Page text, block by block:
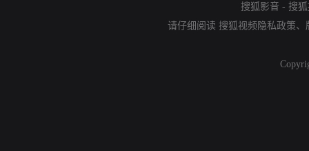
搜狐影音 - 搜
请仔细阅读 搜狐视频隐私政策、